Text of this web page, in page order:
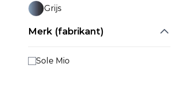
Grijs
Merk (fabrikant)
Sole Mio